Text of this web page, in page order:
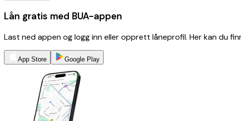
Lån gratis med BUA-appen
Last ned appen og logg inn eller opprett låneprofil. Her kan du
App Store Google Play